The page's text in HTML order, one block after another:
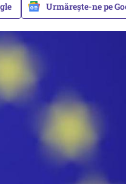
Urmărește-ne pe